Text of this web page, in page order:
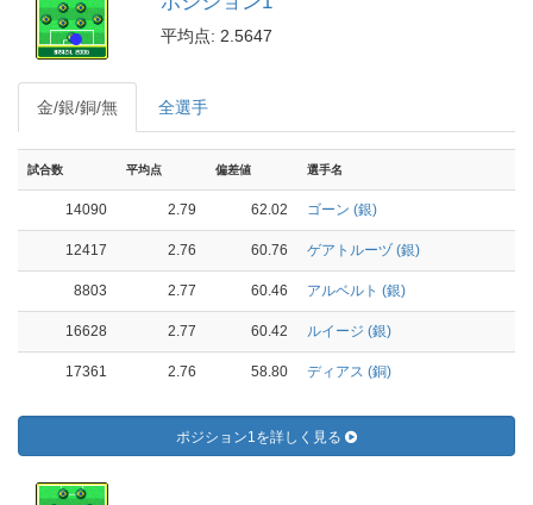
平均点: 2.5647
金/銀/銅/無 全選手
試合数 平均点 偏差値 選手名
14090 2.79 62.02 ゴーン (銀)
12417 2.76 60.76 ゲアトルーヅ (銀)
8803 2.77 60.46 アルベルト (銀)
16628 2.77 60.42 ルイージ (銀)
17361 2.76 58.80 ディアス (銅)
ポジション1を詳しく見る